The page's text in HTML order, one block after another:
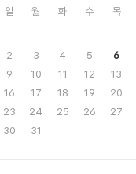
일 월 화 수 목
2
3 4 5 6
9
10 11 12 13
16
17 18 19 20
23
24 25 26 27
30
31